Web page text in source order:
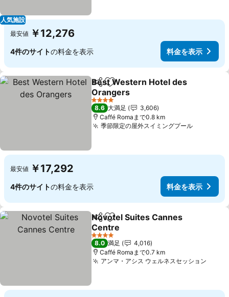
人気施設
最安値 ￥12,276
4件のサイトの料金を表示 料金を表示
シェアお気に入りに追加
Best Western Hotel des
Orangers
料金を表示
4 ホテルのランク
8.6 大満足
3,606
Caffé Romaまで0.8 km
季節限定の屋外スイミングプール料金を表
最安値 ￥17,292
4件のサイトの料金を表示 料金を表示
シェアお気に入りに追加
Novotel Suites Cannes
Centre
料金を表示
4 ホテルのランク
8.0 満足
4,016
Caffé Romaまで0.7 km
アンマ・アシス ウェルネスセッション